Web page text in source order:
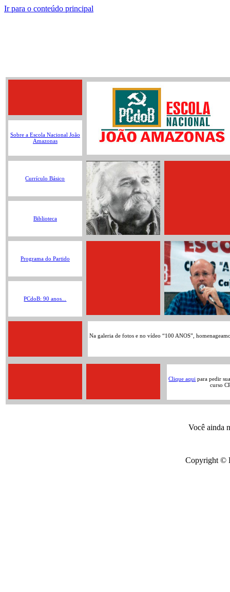
Ir para o conteúdo principal
Sobre a Escola Nacional João
Amazonas
Currículo Básico
Biblioteca
Programa do Partido
PCdoB: 90 anos...
Na galeria de fotos e no vídeo “100 ANOS”,
Clique aqui para pedir
curso
Você ainda
Copyright ©